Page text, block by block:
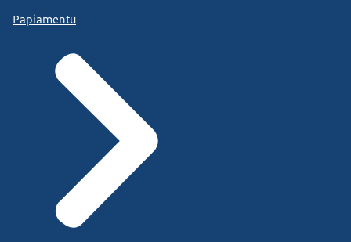
Papiamentu